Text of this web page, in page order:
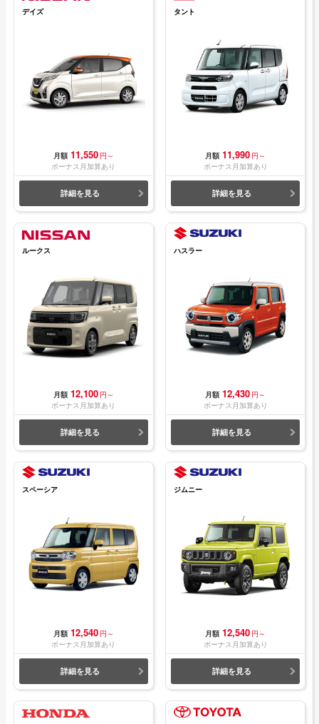
デイズ
月額 11,550 円～
ボーナス月加算あり
詳細を見る
タント
月額 11,990 円～
ボーナス月加算あり
詳細を見る
ルークス
月額 12,100 円～
ボーナス月加算あり
詳細を見る
ハスラー
月額 12,430 円～
ボーナス月加算あり
詳細を見る
スペーシア
月額 12,540 円～
ボーナス月加算あり
詳細を見る
ジムニー
月額 12,540 円～
ボーナス月加算あり
詳細を見る